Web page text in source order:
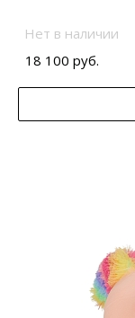
Нет в наличии
18 100 руб.